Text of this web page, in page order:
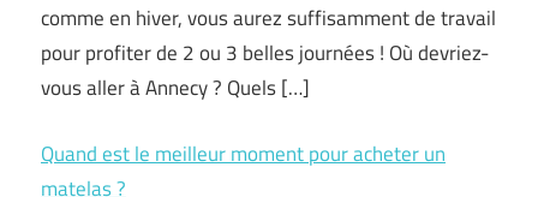
comme en hiver, vous aurez suffisamment de travail
pour profiter de 2 ou 3 belles journées ! Où devriez-
vous aller à Annecy ? Quels […]
Quand est le meilleur moment pour acheter un
matelas ?